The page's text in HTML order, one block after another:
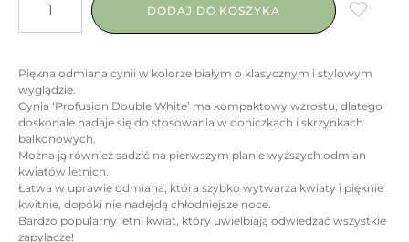
DODAJ DO KOSZYKA
Piękna odmiana cynii w kolorze białym o klasycznym i stylowym
wyglądzie.
Cynia ‘Profusion Double White’ ma kompaktowy wzrostu, dlatego
doskonale nadaje się do stosowania w doniczkach i skrzynkach
balkonowych.
Można ją również sadzić na pierwszym planie wyższych odmian
kwiatów letnich.
Łatwa w uprawie odmiana, która szybko wytwarza kwiaty i pięknie
kwitnie, dopóki nie nadejdą chłodniejsze noce.
Bardzo popularny letni kwiat, który uwielbiają odwiedzać wszystkie
zapylacze!